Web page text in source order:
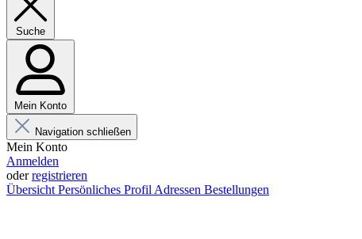
Suche
Mein Konto
Navigation schließen
Mein Konto
Anmelden
oderregistrieren
Übersicht Persönliches Profil Adressen Bestellungen